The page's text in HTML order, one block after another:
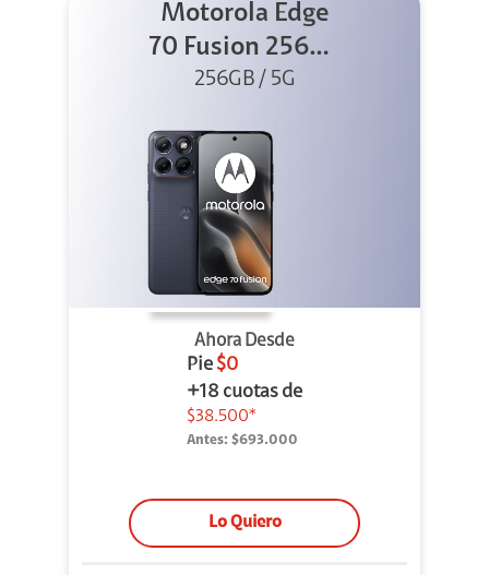
Motorola Edge
70 Fusion 256GB
Azul
256GB / 5G
Ahora Desde
Pie $0
+18 cuotas de
$38.500*
Antes: $693.000
Lo Quiero